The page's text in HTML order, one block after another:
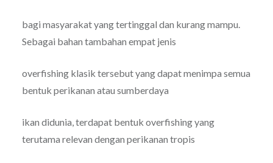
bagi masyarakat yang tertinggal dan kurang mampu.
Sebagai bahan tambahan empat jenis
overfishing klasik tersebut yang dapat menimpa semua
bentuk perikanan atau sumberdaya
ikan didunia, terdapat bentuk overfishing yang
terutama relevan dengan perikanan tropis